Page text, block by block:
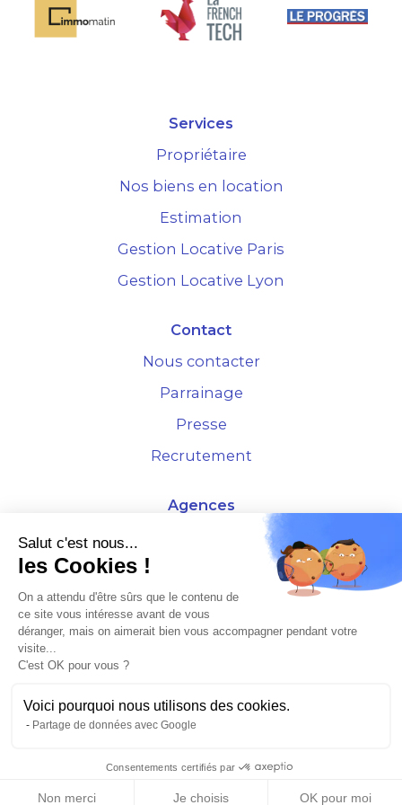
Services
Propriétaire
Nos biens en location
Estimation
Gestion Locative Paris
Gestion Locative Lyon
Contact
Nous contacter
Parrainage
Presse
Recrutement
Agences
4 Rue de la Bourse - 69001 Lyon
10 rue d'Austerlitz - 75012 Paris
À L'HORIZON 2025
©2026 Plusse. Tous droits réservés.
Mentions légales & CGUPolitique de confidentialité
Salut c'est nous...
les Cookies !
On a attendu d'être sûrs que le contenu de
ce site vous intéresse avant de vous
déranger, mais on aimerait bien vous accompagner pendant votre
visite...
C'est OK pour vous ?
Voici pourquoi nous utilisons des cookies.
Partage de données avec Google
Consentements certifiés par
Non merci Je choisis OK pour moi